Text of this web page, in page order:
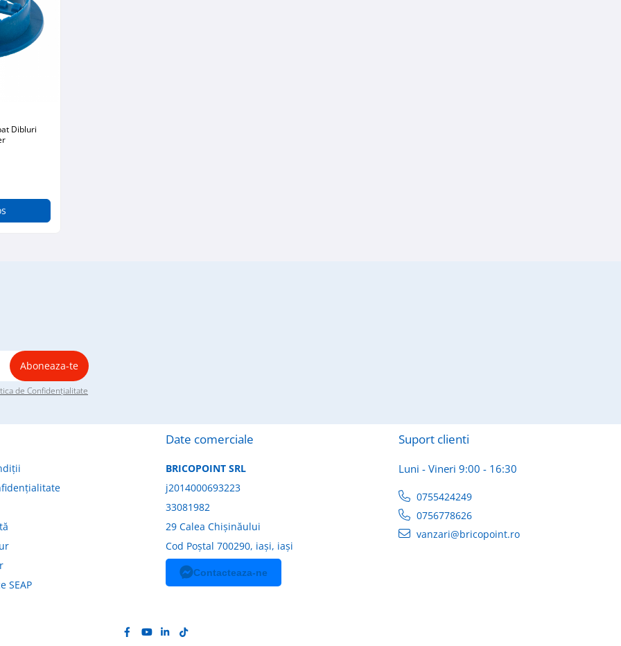
de Confidențialitate
SEAP
Date comerciale
BRICOPOINT SRL
j2014000693223
33081982
29 Calea Chișinăului
Cod Poștal 700290, iași, iași
Contacteaza-ne
Suport clienti
Luni - Vineri 9:00 - 16:30
0755424249
0756778626
vanzari@bricopoint.ro